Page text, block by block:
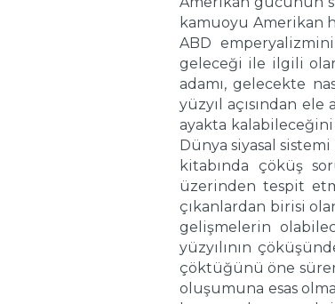
kamuoyu Amerikan
ABD
geleceği ile ilgili
adamı, gelecekte
yüzyıl açısından
ayakta
Dünya siyasal
kitabında çöküş
üzerinden tespit
çıkanlardan birisi
gelişmelerin
yüzyılının
çöktüğünü öne
oluşumuna esas